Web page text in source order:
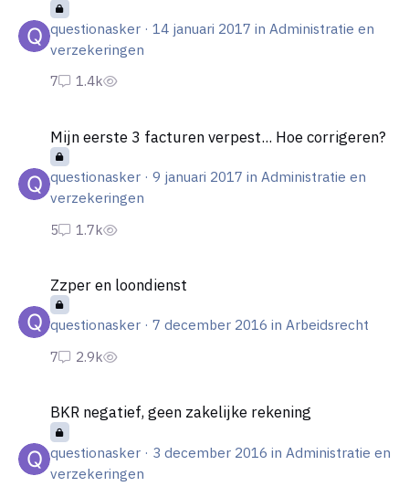
questionasker· 14 januari 2017 in Administratie en
verzekeringen
Mijn eerste 3 facturen verpest... Hoe corrigeren?
questionasker· 9 januari 2017 in Administratie en
verzekeringen
Zzper en loondienst
questionasker· 7 december 2016 in Arbeidsrecht
BKR negatief, geen zakelijke rekening
questionasker· 3 december 2016 in Administratie en
verzekeringen